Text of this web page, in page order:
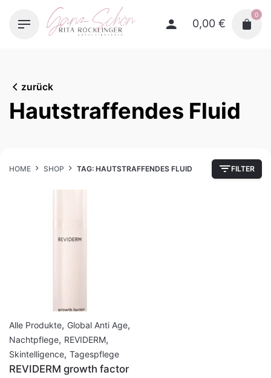
0,00 €
0
zurück
Hautstraffendes Fluid
HOME SHOP TAG: HAUTSTRAFFENDES FLUID FILTER
Alle Produkte, Global Anti Age,
Nachtpflege, REVIDERM,
Skintelligence, Tagespflege
REVIDERM growth factor